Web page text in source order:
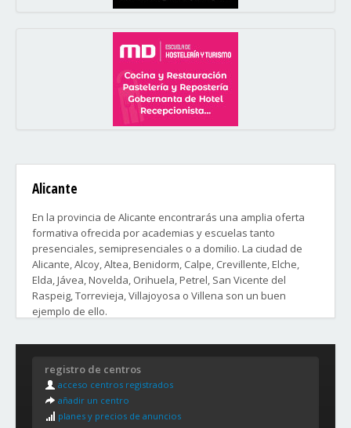
Alicante
En la provincia de Alicante encontrarás una amplia oferta
formativa ofrecida por academias y escuelas tanto
presenciales, semipresenciales o a domilio. La ciudad de
Alicante, Alcoy, Altea, Benidorm, Calpe, Crevillente, Elche,
Elda, Jávea, Novelda, Orihuela, Petrel, San Vicente del
Raspeig, Torrevieja, Villajoyosa o Villena son un buen
ejemplo de ello.
Distritos y Barrios de la ciudad de Alicante:
DISTRITO 1.
La Goteta, Santa Cruz, Casco Antiguo, San Antón, Raval Roig,
Centro, Campoamor, Carolinas, Benalúa, Barrio Obrero y
Sangueta.
registro de centros
acceso centros registrados
añadir un centro
planes y precios de anuncios